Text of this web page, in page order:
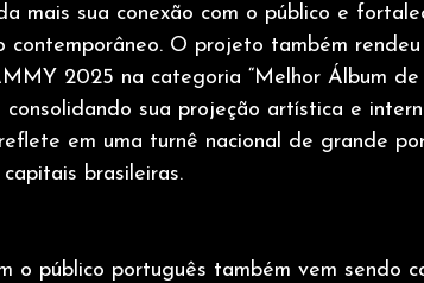
mais sua conexão com o público e
contemporâneo. O projeto também
2025 na categoria “Melhor Álbum de
consolidando sua projeção artística e
em uma turnê nacional de grande
brasileiras.
o público português também vem sendo